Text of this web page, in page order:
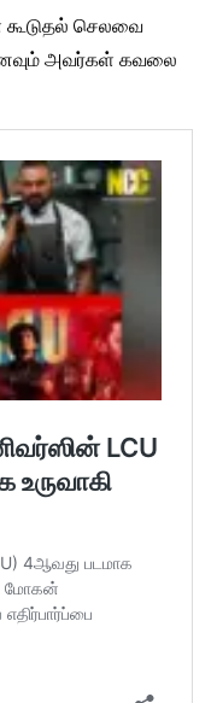
கூடுதல் செலவை
அவர்கள் கவலை